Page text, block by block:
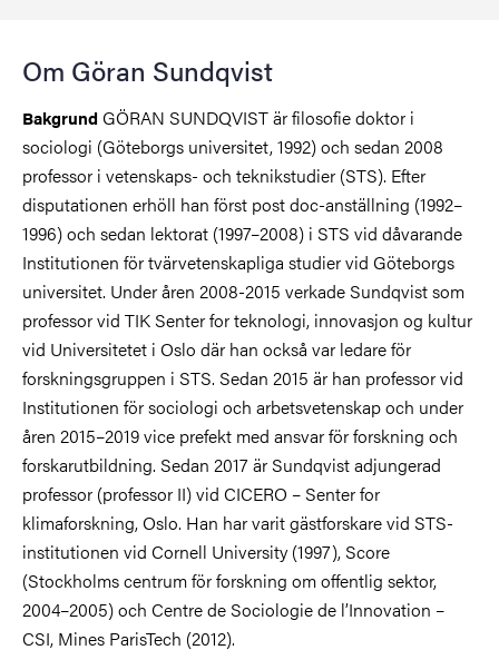
Om Göran Sundqvist
Bakgrund GÖRAN SUNDQVIST är filosofie doktor i
sociologi (Göteborgs universitet, 1992) och sedan 2008
professor i vetenskaps- och teknikstudier (STS). Efter
disputationen erhöll han först post doc-anställning (1992–
1996) och sedan lektorat (1997–2008) i STS vid dåvarande
Institutionen för tvärvetenskapliga studier vid Göteborgs
universitet. Under åren 2008-2015 verkade Sundqvist som
professor vid TIK Senter for teknologi, innovasjon og kultur
vid Universitetet i Oslo där han också var ledare för
forskningsgruppen i STS. Sedan 2015 är han professor vid
Institutionen för sociologi och arbetsvetenskap och under
åren 2015–2019 vice prefekt med ansvar för forskning och
forskarutbildning. Sedan 2017 är Sundqvist adjungerad
professor (professor II) vid CICERO – Senter for
klimaforskning, Oslo. Han har varit gästforskare vid STS-
institutionen vid Cornell University (1997), Score
(Stockholms centrum för forskning om offentlig sektor,
2004–2005) och Centre de Sociologie de l’Innovation –
CSI, Mines ParisTech (2012).